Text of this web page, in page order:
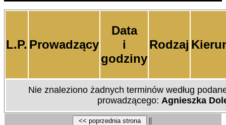
L.P. Prowadzący
Data
i
godziny
Rodzaj
Nie znaleziono żadnych terminów według
prowadzącego: Agnieszka
||